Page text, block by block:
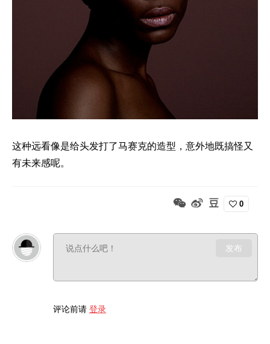
这种远看像是给头发打了马赛克的造型，意外地既搞怪又
有未来感呢。
0
发布
评论前请 登录